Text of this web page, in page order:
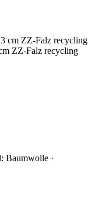
ZZ-Falz recycling
Baumwolle ·